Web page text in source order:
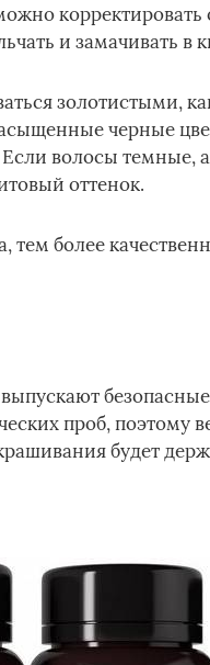
корректировать
и замачивать в
золотистыми,
черные
волосы темные, а
оттенок.
тем более
проб, поэтому
будет